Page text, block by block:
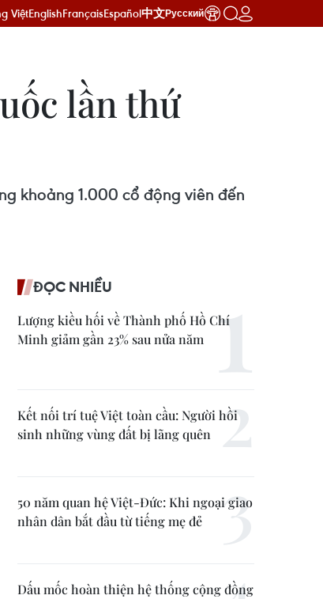
ViệtEnglishFrançaisEspañol中文Русский
lần thứ
khoảng 1.000 cổ động viên đến
ĐỌC NHIỀU
Lượng kiều hối về Thành phố Hồ Chí
Minh giảm gần 23% sau nửa năm
Kết nối trí tuệ Việt toàn cầu: Người hồi
sinh những vùng đất bị lãng quên
50 năm quan hệ Việt-Đức: Khi ngoại giao
nhân dân bắt đầu từ tiếng mẹ đẻ
Dấu mốc hoàn thiện hệ thống cộng đồng